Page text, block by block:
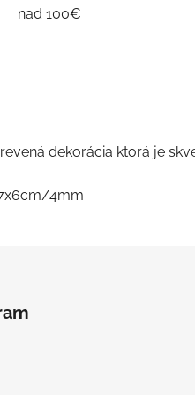
nad 100€
dekorácia ktorá je
4mm